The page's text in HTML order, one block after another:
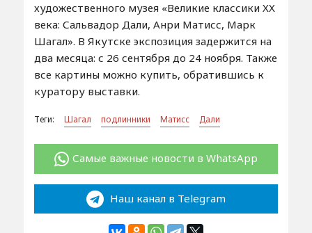
художественного музея «Великие классики XX
века: Сальвадор Дали, Анри Матисс, Марк
Шагал». В Якутске экспозиция задержится на
два месяца: с 26 сентября до 24 ноября. Также
все картины можно купить, обратившись к
куратору выставки.
Теги: Шагал подлинники Матисс Дали
Самые важные новости в WhatsApp
Наш канал в Telegram